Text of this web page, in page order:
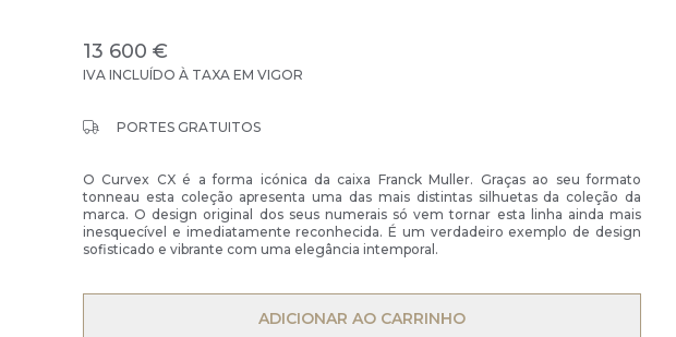
13 600 €
IVA INCLUÍDO À TAXA EM VIGOR
PORTES GRATUITOS
O Curvex CX é a forma icónica da caixa Franck Muller. Graças ao seu formato
tonneau esta coleção apresenta uma das mais distintas silhuetas da coleção da
marca. O design original dos seus numerais só vem tornar esta linha ainda mais
inesquecível e imediatamente reconhecida. É um verdadeiro exemplo de design
sofisticado e vibrante com uma elegância intemporal.
OPEN MENU
ADICIONAR AO CARRINHO